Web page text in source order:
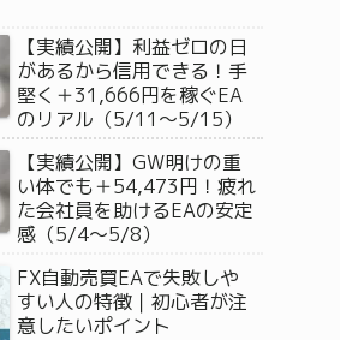
【実績公開】利益ゼロの日
があるから信用できる！手
堅く＋31,666円を稼ぐEA
のリアル（5/11〜5/15）
【実績公開】GW明けの重
い体でも＋54,473円！疲れ
た会社員を助けるEAの安定
感（5/4〜5/8）
FX自動売買EAで失敗しや
すい人の特徴｜初心者が注
意したいポイント